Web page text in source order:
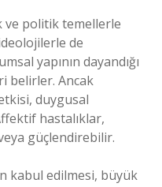
ve politik temellerle
de
yapının dayandığı
belirler. Ancak
duygusal
hastalıklar,
güçlendirebilir.
kabul edilmesi, büyük